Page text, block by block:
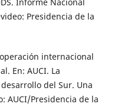
Presidencia de la
internacional
En: AUCI. La
del Sur. Una
AUCI/Presidencia de la